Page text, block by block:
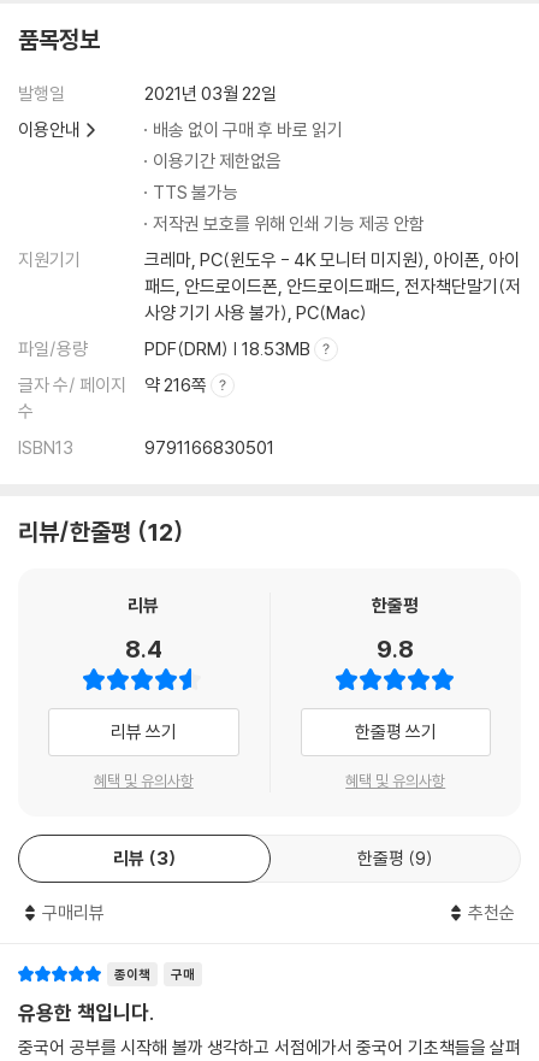
Day 25_방향과 위치
Day 27_일상생활 필수 동사
Day 28_왕초보 형용사, 부사, 전치사
Day 29_왕초보 양사, 조동사, 접속사
Day 30_왕초보 대명사, 의문사
스피드 인덱스
품목정보
발행일
2021년 03월 22일
이용안내
배송 없이 구매 후 바로 읽기
이용기간 제한없음
TTS 불가능
저작권 보호를 위해 인쇄 기능 제공 안함
지원기기
크레마, PC(윈도우 - 4K 모니터 미지원), 아이폰, 아이
패드, 안드로이드폰, 안드로이드패드, 전자책단말기(저
사양 기기 사용 불가), PC(Mac)
파일/용량
PDF(DRM) | 18.53MB
글자 수/ 페이지
수
약 216쪽
ISBN13 9791166830501
리뷰/한줄평 12
리뷰
8.4
리뷰 쓰기
혜택 및 유의사항
한줄평
9.8
한줄평 쓰기
혜택 및 유의사항
리뷰 3 한줄평 9
구매리뷰 추천순
종이책 구매
유용한 책입니다.
중국어 공부를 시작해 볼까 생각하고 서점에가서 중국어 기초책들을 살펴